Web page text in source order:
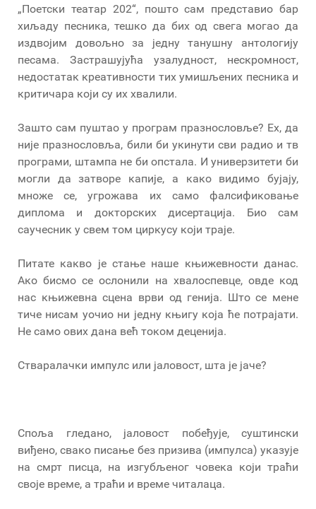
„Поетски театар 202“, пошто сам представио бар
хиљаду песника, тешко да бих од свега могао да
издвојим довољно за једну танушну антологију
песама. Застрашујућа узалудност, нескромност,
недостатак креативности тих умишљених песника и
критичара који су их хвалили.
Зашто сам пуштао у програм празнословље? Ех, да
није празнословља, били би укинути сви радио и тв
програми, штампа не би опстала. И универзитети би
могли да затворе капије, а како видимо бујају,
множе се, угрожава их само фалсификовање
диплома и докторских дисертација. Био сам
саучесник у свем том циркусу који траје.
Питате какво је стање наше књижевности данас.
Ако бисмо се ослонили на хвалоспевце, овде код
нас књижевна сцена врви од генија. Што се мене
тиче нисам уочио ни једну књигу која ће потрајати.
Не само ових дана већ током деценија.
Стваралачки импулс или јаловост, шта је јаче?
Споља гледано, јаловост побеђује, суштински
виђено, свако писање без призива (импулса) указује
на смрт писца, на изгубљеног човека који траћи
своје време, а траћи и време читалаца.